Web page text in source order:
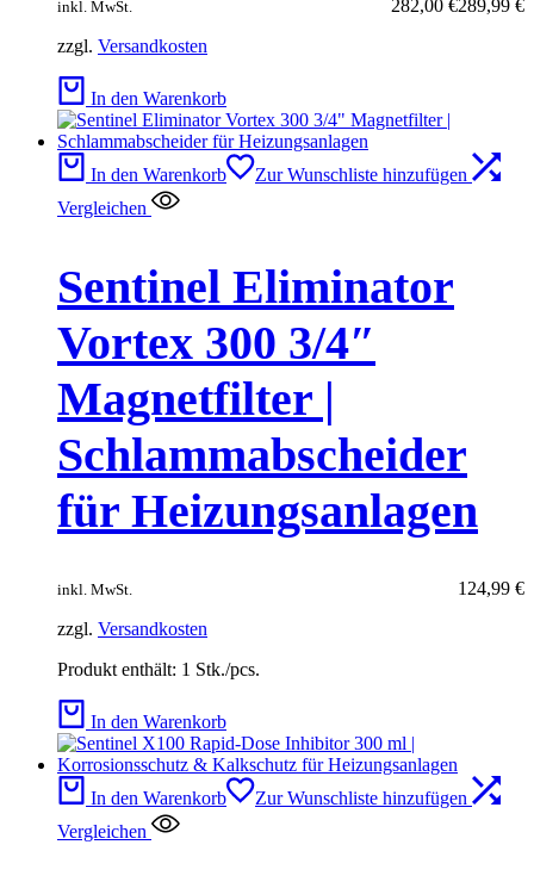
289,99 €
282,00 €
inkl. MwSt.
zzgl. Versandkosten
In den Warenkorb
In den Warenkorb
Zur Wunschliste hinzufügen
Vergleichen
Sentinel Eliminator
Vortex 300 3/4″
Magnetfilter |
Schlammabscheider
für Heizungsanlagen
124,99 €
inkl. MwSt.
zzgl. Versandkosten
Produkt enthält: 1 Stk./pcs.
In den Warenkorb
In den Warenkorb
Zur Wunschliste hinzufügen
Vergleichen